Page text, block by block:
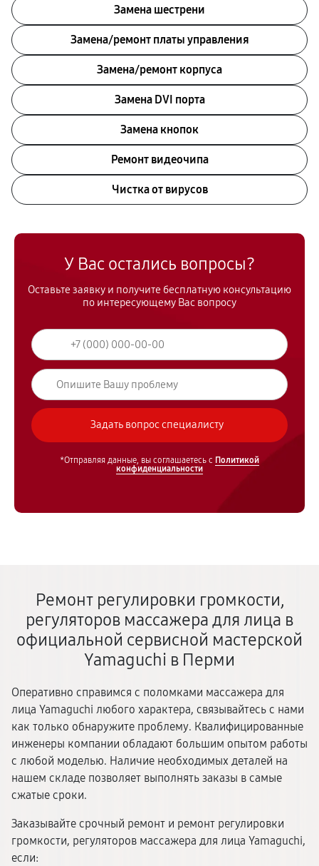
Замена шестрени
Замена/ремонт платы управления
Замена/ремонт корпуса
Замена DVI порта
Замена кнопок
Ремонт видеочипа
Чистка от вирусов
У Вас остались вопросы?
Оставьте заявку и получите бесплатную консультацию
по интересующему Вас вопросу
*Отправляя данные, вы соглашаетесь с Политикой
конфиденциальности
Ремонт регулировки громкости,
регуляторов массажера для лица в
официальной сервисной мастерской
Yamaguchi в Перми
Оперативно справимся с поломками массажера для
лица Yamaguchi любого характера, связывайтесь с нами
как только обнаружите проблему. Квалифицированные
инженеры компании обладают большим опытом работы
с любой моделью. Наличие необходимых деталей на
нашем складе позволяет выполнять заказы в самые
сжатые сроки.
Заказывайте срочный ремонт и ремонт регулировки
громкости, регуляторов массажера для лица Yamaguchi,
если: